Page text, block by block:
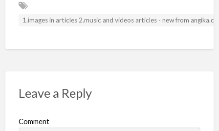
1.images in articles 2.music and videos articles - new from
Leave a Reply
Comment